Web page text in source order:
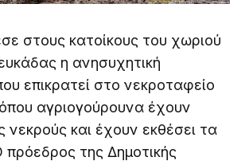
στους κατοίκους του χωριού
η ανησυχητική
επικρατεί στο νεκροταφείο
αγριογούρουνα έχουν
νεκρούς και έχουν εκθέσει τα
της Δημοτικής